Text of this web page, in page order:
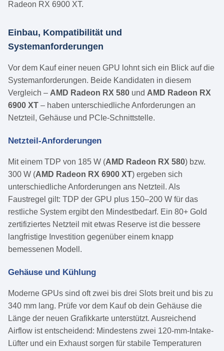
Radeon RX 6900 XT.
Einbau, Kompatibilität und
Systemanforderungen
Vor dem Kauf einer neuen GPU lohnt sich ein Blick auf die
Systemanforderungen. Beide Kandidaten in diesem
Vergleich – AMD Radeon RX 580 und AMD Radeon RX
6900 XT – haben unterschiedliche Anforderungen an
Netzteil, Gehäuse und PCIe-Schnittstelle.
Netzteil-Anforderungen
Mit einem TDP von 185 W (AMD Radeon RX 580) bzw.
300 W (AMD Radeon RX 6900 XT) ergeben sich
unterschiedliche Anforderungen ans Netzteil. Als
Faustregel gilt: TDP der GPU plus 150–200 W für das
restliche System ergibt den Mindestbedarf. Ein 80+ Gold
zertifiziertes Netzteil mit etwas Reserve ist die bessere
langfristige Investition gegenüber einem knapp
bemessenen Modell.
Gehäuse und Kühlung
Moderne GPUs sind oft zwei bis drei Slots breit und bis zu
340 mm lang. Prüfe vor dem Kauf ob dein Gehäuse die
Länge der neuen Grafikkarte unterstützt. Ausreichend
Airflow ist entscheidend: Mindestens zwei 120-mm-Intake-
Lüfter und ein Exhaust sorgen für stabile Temperaturen